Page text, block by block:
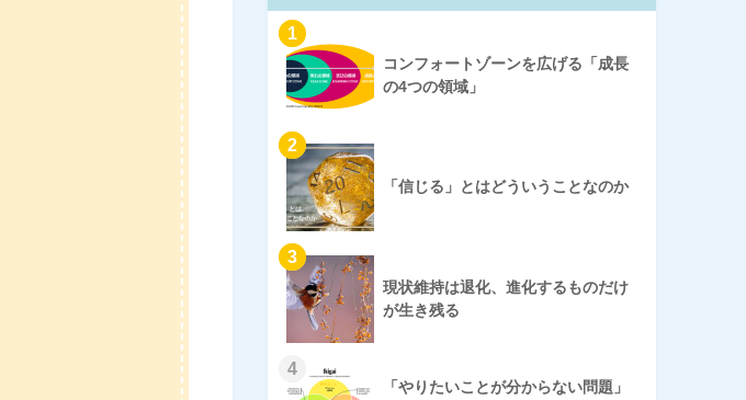
1
コンフォートゾーンを広げる「成長
の4つの領域」
2
「信じる」とはどういうことなのか
3
現状維持は退化、進化するものだけ
が生き残る
4
「やりたいことが分からない問題」